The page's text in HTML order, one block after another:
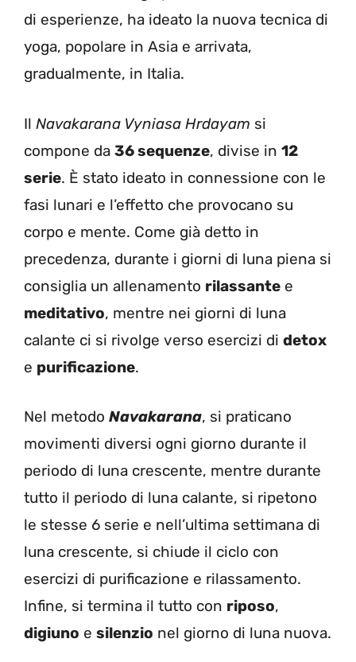
di esperienze, ha ideato la nuova tecnica di
yoga, popolare in Asia e arrivata,
gradualmente, in Italia.
Il Navakarana Vyniasa Hrdayam si
compone da 36 sequenze, divise in 12
serie. È stato ideato in connessione con le
fasi lunari e l’effetto che provocano su
corpo e mente. Come già detto in
precedenza, durante i giorni di luna piena si
consiglia un allenamento rilassante e
meditativo, mentre nei giorni di luna
calante ci si rivolge verso esercizi di detox
e purificazione.
Nel metodo Navakarana, si praticano
movimenti diversi ogni giorno durante il
periodo di luna crescente, mentre durante
tutto il periodo di luna calante, si ripetono
le stesse 6 serie e nell’ultima settimana di
luna crescente, si chiude il ciclo con
esercizi di purificazione e rilassamento.
Infine, si termina il tutto con riposo,
digiuno e silenzio nel giorno di luna nuova.